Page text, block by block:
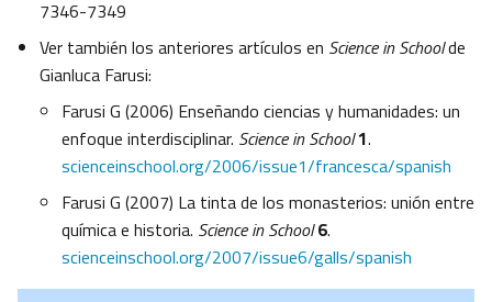
7346-7349
Ver también los anteriores artículos en Science in Schoolde
Gianluca Farusi:
Farusi G (2006) Enseñando ciencias y humanidades: un
enfoque interdisciplinar. Science in School1.
scienceinschool.org/2006/issue1/francesca/spanish
Farusi G (2007) La tinta de los monasterios: unión entre
química e historia. Science in School 6.
scienceinschool.org/2007/issue6/galls/spanish